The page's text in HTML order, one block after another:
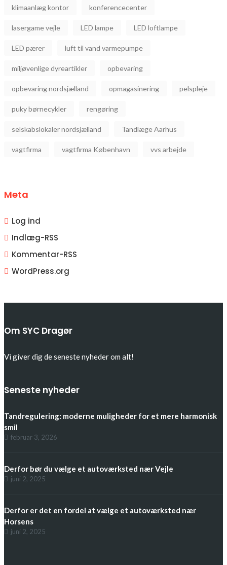
klimaanlæg kontor konferencecenter
lasergame vejle LED lampe LED loftlampe
LED pærer luft til vand varmepumpe
miljøvenlige dyreartikler opbevaring
opbevaring nordsjælland opmagasinering pelspleje
puky børnecykler rengøring
selskabslokaler nordsjælland Tandlæge Aarhus
vagtfirma vagtfirma København vvs arbejde
Meta
Log ind
Indlæg-RSS
Kommentar-RSS
WordPress.org
Om SYC Dragør
Vi giver dig de seneste nyheder om alt!
Seneste nyheder
Tandregulering: moderne muligheder for et mere harmonisk
smil
februar 3, 2026
Derfor bør du vælge et autoværksted nær Vejle
juni 2, 2025
Derfor er det en fordel at vælge et autoværksted nær
Horsens
juni 2, 2025